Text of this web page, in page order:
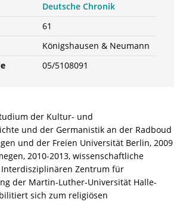
Deutsche Chronik
61
Königshausen & Neumann
05/5108091
der Kultur- und
und der Germanistik an der Radboud
und der Freien Universität Berlin, 2009
2010-2013, wissenschaftliche
Zentrum für
der Martin-Luther-Universität Halle-
sich zum religiösen